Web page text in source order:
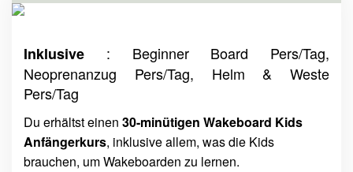
Inklusive : Beginner Board Pers/Tag,
Neoprenanzug Pers/Tag, Helm & Weste
Pers/Tag
Du erhältst einen 30-minütigen Wakeboard Kids
Anfängerkurs, inklusive allem, was die Kids
brauchen, um Wakeboarden zu lernen.
HOMEPAGE